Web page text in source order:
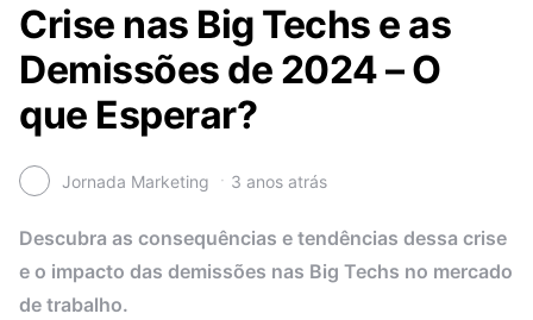
Crise nas Big Techs e as
Demissões de 2024 – O
que Esperar?
Jornada Marketing 3 anos atrás
Descubra as consequências e tendências dessa crise
e o impacto das demissões nas Big Techs no mercado
de trabalho.